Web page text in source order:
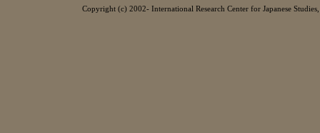
Copyright (c) 2002- International Research Center for Japanese